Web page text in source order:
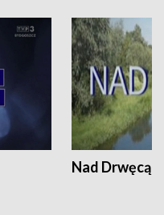
Nad Drwęcą